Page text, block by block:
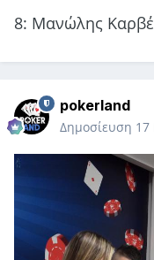
8: Mανώλης
pokerland
Δημοσίευση 17